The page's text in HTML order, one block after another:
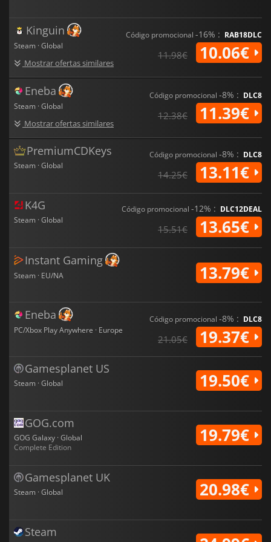
foi concebido para ser jogado vezes sem conta.
Kinguin
Steam · Global
Mostrar ofertas similares
Código promocional -16% : RAB18DLC
11.98€ 10.06€
Eneba
Steam · Global
Mostrar ofertas similares
Código promocional -8% : DLC8
12.38€ 11.39€
PremiumCDKeys
Steam · Global
Código promocional -8% : DLC8
14.25€ 13.11€
K4G
Steam · Global
Código promocional -12% : DLC12DEAL
15.51€ 13.65€
Instant Gaming
Steam · EU/NA 13.79€
Eneba
PC/Xbox Play Anywhere · Europe
Código promocional -8% : DLC8
21.05€ 19.37€
Gamesplanet US
Steam · Global 19.50€
GOG.com
GOG Galaxy · Global
Complete Edition
19.79€
Gamesplanet UK
Steam · Global 20.98€
Steam